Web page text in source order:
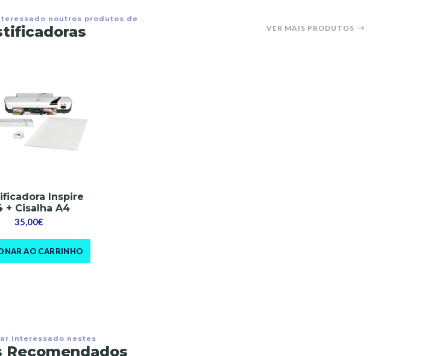
noutros produtos de
VER MAIS PRODUTOS
Inspire
+ Cisalha A4
35,00€
AO CARRINHO
interessado nestes
Recomendados